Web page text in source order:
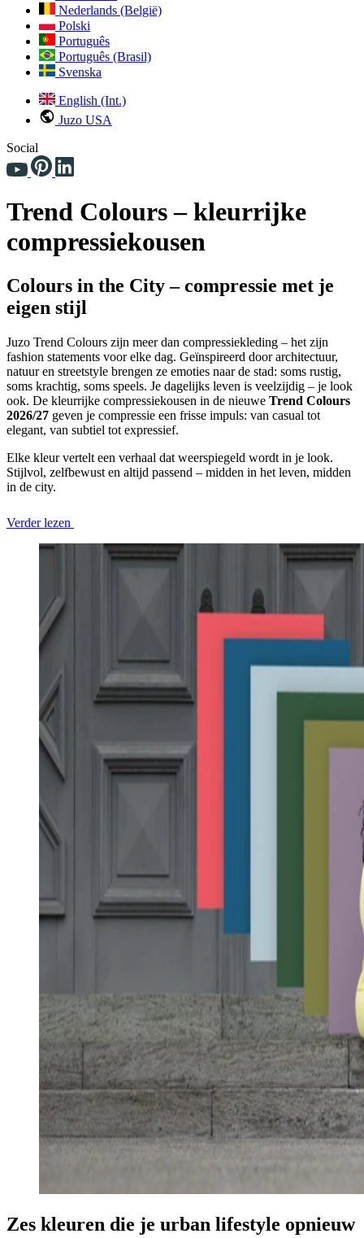
Nederlands (België)
Polski
Português
Português (Brasil)
Svenska
English (Int.)
Juzo USA
Social
Trend Colours – kleurrijke
compressiekousen
Colours in the City – compressie met je
eigen stijl
Juzo Trend Colours zijn meer dan compressiekleding – het zijn
fashion statements voor elke dag. Geïnspireerd door architectuur,
natuur en streetstyle brengen ze emoties naar de stad: soms rustig,
soms krachtig, soms speels. Je dagelijks leven is veelzijdig – je look
ook. De kleurrijke compressiekousen in de nieuwe Trend Colours
2026/27 geven je compressie een frisse impuls: van casual tot
elegant, van subtiel tot expressief.
Elke kleur vertelt een verhaal dat weerspiegeld wordt in je look.
Stijlvol, zelfbewust en altijd passend – midden in het leven, midden
in de city.
Verder lezen
Zes kleuren die je urban lifestyle opnieuw